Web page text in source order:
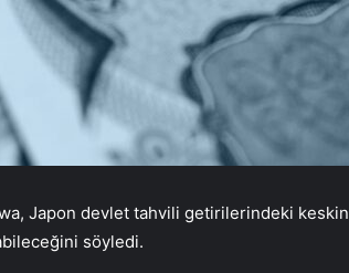
Japon devlet tahvili getirilerindeki keskin
söyledi.